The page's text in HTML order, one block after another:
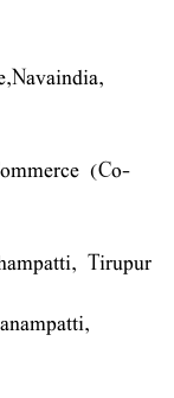
(Co-
Tirupur